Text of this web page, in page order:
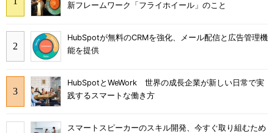
新フレームワーク「フライホイール」のこと
HubSpotが無料のCRMを強化、メール配信と広告管理機
能を提供
HubSpotとWeWork 世界の成長企業が新しい日常で実
践するスマートな働き方
スマートスピーカーのスキル開発、今すぐ取り組むため